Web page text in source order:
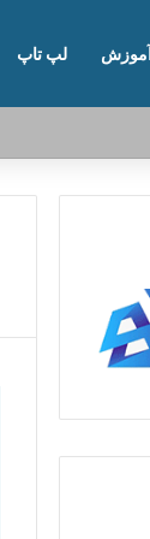
لپ تاپ